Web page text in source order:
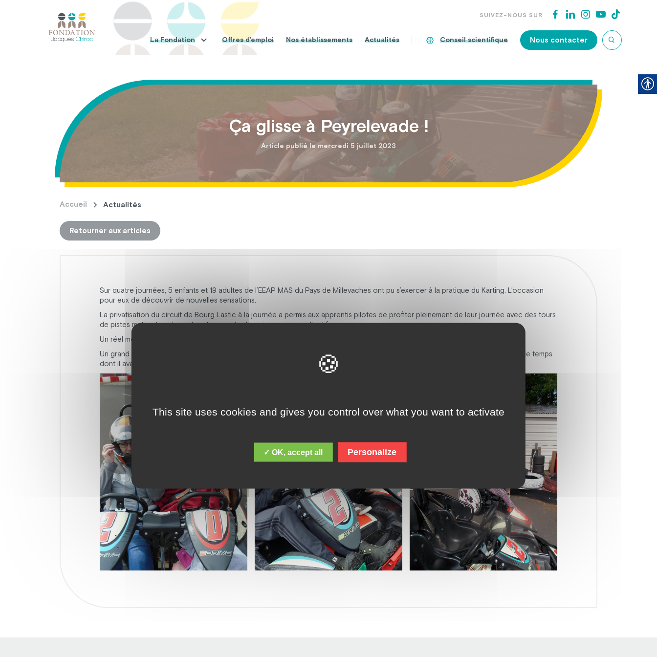
SUIVEZ-NOUS SUR
La Fondation Offres d’emploi Nos établissements Actualités Conseil scientifique Nous contacter
Ça glisse à Peyrelevade !
Article publié le mercredi 5 juillet 2023
Accueil Actualités
Retourner aux articles
Sur quatre journées, 5 enfants et 19 adultes de l’EEAP MAS du Pays de Millevaches ont pu s’exercer à la pratique du Karting. L’occasion
pour eux de découvrir de nouvelles sensations.
La privatisation du circuit de Bourg Lastic à la journée a permis aux apprentis pilotes de profiter pleinement de leur journée avec des tours
de pistes matin et après-midi, entrecoupés d’un pique-nique collectif.
Un réel moment où joie et découverte se sont mêlées.
Un grand merci à l’équipe du Karting de Bourg Lastic qui s’est rendue disponible pour les participants, et a su accorder à chacun le temps
dont il avait besoin.
This site uses cookies and gives you control over what you want to activate
✓ OK, accept all Personalize